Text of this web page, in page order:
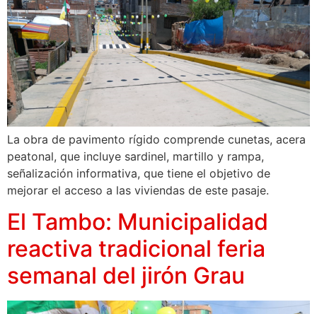
La obra de pavimento rígido comprende cunetas, acera
peatonal, que incluye sardinel, martillo y rampa,
señalización informativa, que tiene el objetivo de
mejorar el acceso a las viviendas de este pasaje.
El Tambo: Municipalidad
reactiva tradicional feria
semanal del jirón Grau